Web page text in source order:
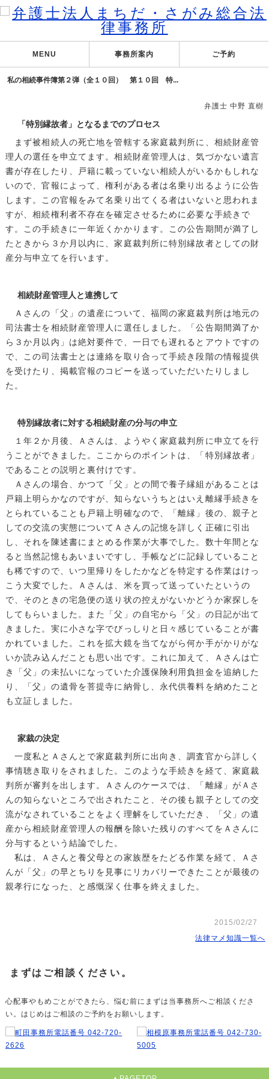
MENU 事務所案内 ご予約
私の相続事件簿第２弾（全１０回） 第１０回 特...
弁護士 中野 直樹
「特別縁故者」となるまでのプロセス
まず被相続人の死亡地を管轄する家庭裁判所に、相続財産管
理人の選任を申立てます。相続財産管理人は、気づかない遺言
書が存在したり、戸籍に載っていない相続人がいるかもしれな
いので、官報によって、権利がある者は名乗り出るように公告
します。この官報をみて名乗り出てくる者はいないと思われま
すが、相続権利者不存在を確定させるために必要な手続きで
す。この手続きに一年近くかかります。この公告期間が満了し
たときから３か月以内に、家庭裁判所に特別縁故者としての財
産分与申立てを行います。
相続財産管理人と連携して
Ａさんの「父」の遺産について、福岡の家庭裁判所は地元の
司法書士を相続財産管理人に選任しました。「公告期間満了か
ら３か月以内」は絶対要件で、一日でも遅れるとアウトですの
で、この司法書士とは連絡を取り合って手続き段階の情報提供
を受けたり、掲載官報のコピーを送っていただいたりしまし
た。
特別縁故者に対する相続財産の分与の申立
１年２か月後、Ａさんは、ようやく家庭裁判所に申立てを行
うことができました。ここからのポイントは、「特別縁故者」
であることの説明と裏付けです。
Ａさんの場合、かつて「父」との間で養子縁組があることは
戸籍上明らかなのですが、知らないうちとはいえ離縁手続きを
とられていることも戸籍上明確なので、「離縁」後の、親子と
しての交流の実態についてＡさんの記憶を詳しく正確に引出
し、それを陳述書にまとめる作業が大事でした。数十年間とな
ると当然記憶もあいまいですし、手帳などに記録していること
も稀ですので、いつ里帰りをしたかなどを特定する作業はけっ
こう大変でした。Ａさんは、米を買って送っていたというの
で、そのときの宅急便の送り状の控えがないかどうか家探しを
してもらいました。また「父」の自宅から「父」の日記が出て
きました。実に小さな字でびっしりと日々感じていることが書
かれていました。これを拡大鏡を当てながら何か手がかりがな
いか読み込んだことも思い出です。これに加えて、Ａさんは亡
き「父」の未払いになっていた介護保険利用負担金を追納した
り、「父」の遺骨を菩提寺に納骨し、永代供養料を納めたこと
も立証しました。
家裁の決定
一度私とＡさんとで家庭裁判所に出向き、調査官から詳しく
事情聴き取りをされました。このような手続きを経て、家庭裁
判所が審判を出します。Ａさんのケースでは、「離縁」がＡさ
んの知らないところで出されたこと、その後も親子としての交
流がなされていることをよく理解をしていただき、「父」の遺
産から相続財産管理人の報酬を除いた残りのすべてをＡさんに
分与するという結論でした。
私は、Ａさんと養父母との家族歴をたどる作業を経て、Ａさ
んが「父」の早とちりを見事にリカバリーできたことが最後の
親孝行になった、と感慨深く仕事を終えました。
2015/02/27
法律マメ知識一覧へ
まずはご相談ください。
心配事やもめごとができたら、悩む前にまずは当事務所へご相談くださ
い。はじめはご相談のご予約をお願いします。